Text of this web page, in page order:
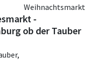
Weihnachtsmarkt
-
ob der Tauber